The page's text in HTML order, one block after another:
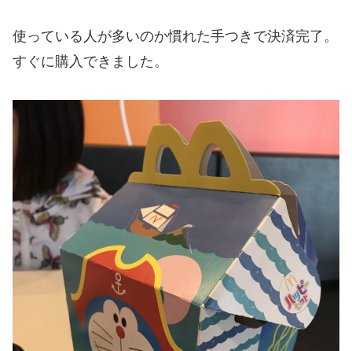
使っている人が多いのか慣れた手つきで決済完了。
すぐに購入できました。